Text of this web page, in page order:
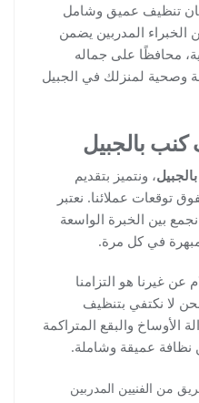
تنظيف عميق وشامل
الخبراء المدربين يضمن
محافظًا على جماله
وصحية لمنزلك في الجبيل
بالجبيل
، ونتميز بتقديم
توقعات عملائنا. نعتبر
بين الخبرة الواسعة
في كل مرة.
عن غيرنا هو التزامنا
لا نكتفي بتنظيف
والبقع المتراكمة
عميقة وشاملة.
من الفنيين المدربين